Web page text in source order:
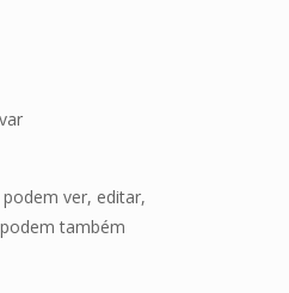
ver, editar,
também